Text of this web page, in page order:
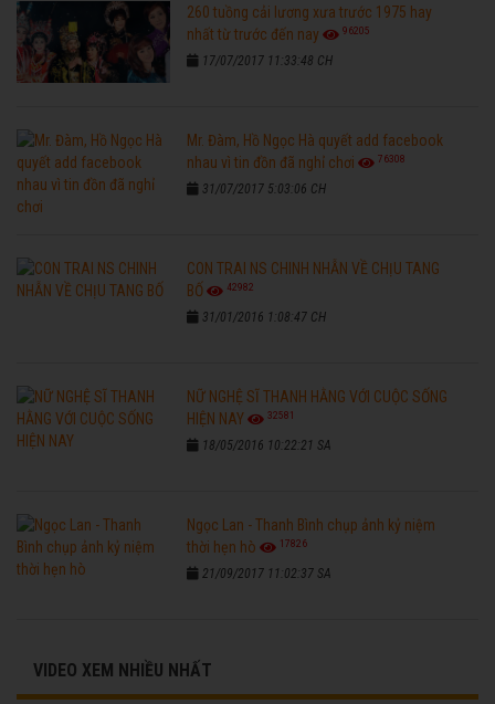
260 tuồng cải lương xưa trước 1975 hay
nhất từ trước đến nay
96205
17/07/2017 11:33:48 CH
Mr. Đàm, Hồ Ngọc Hà quyết add facebook
nhau vì tin đồn đã nghỉ chơi
76308
31/07/2017 5:03:06 CH
CON TRAI NS CHINH NHẪN VỀ CHỊU TANG
BỐ
42982
31/01/2016 1:08:47 CH
NỮ NGHỆ SĨ THANH HẰNG VỚI CUỘC SỐNG
HIỆN NAY
32581
18/05/2016 10:22:21 SA
Ngọc Lan - Thanh Bình chụp ảnh kỷ niệm
thời hẹn hò
17826
21/09/2017 11:02:37 SA
VIDEO XEM NHIỀU NHẤT